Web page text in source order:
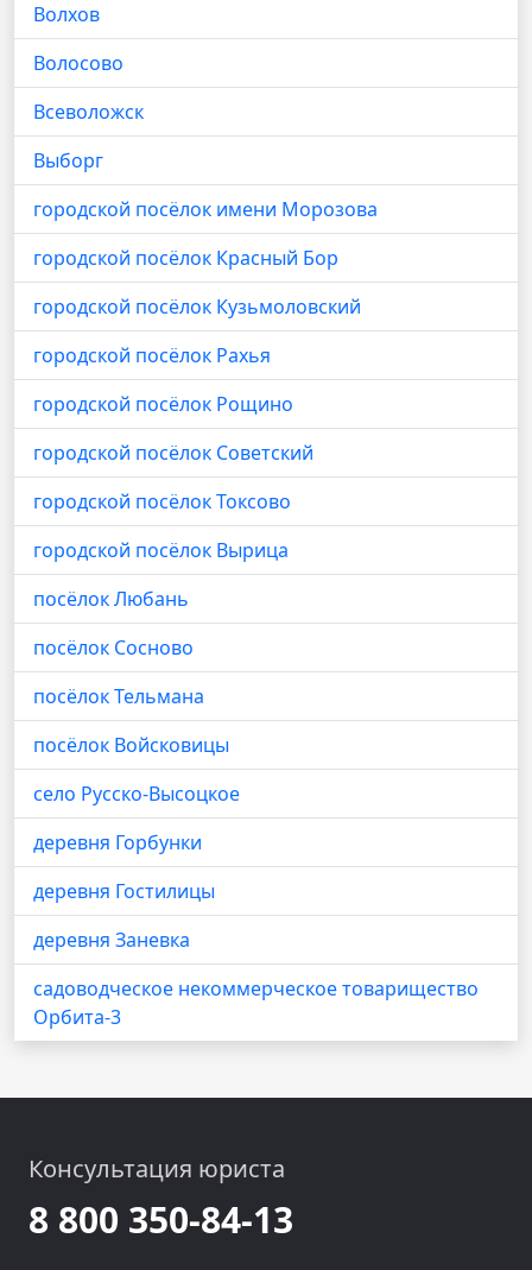
Волхов
Волосово
Всеволожск
Выборг
городской посёлок имени Морозова
городской посёлок Красный Бор
городской посёлок Кузьмоловский
городской посёлок Рахья
городской посёлок Рощино
городской посёлок Советский
городской посёлок Токсово
городской посёлок Вырица
посёлок Любань
посёлок Сосново
посёлок Тельмана
посёлок Войсковицы
село Русско-Высоцкое
деревня Горбунки
деревня Гостилицы
деревня Заневка
садоводческое некоммерческое товарищество
Орбита-3
Консультация юриста
8 800 350-84-13